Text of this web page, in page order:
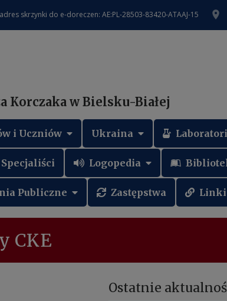
skrzynki do e-doreczen: AE:PL-28503-83420-ATAAJ-15
Korczaka w Bielsku-Białej
i Uczniów Ukraina
Specjaliści Logopedia
Publiczne Zastępstwa Linki
CKE
Ostatnie